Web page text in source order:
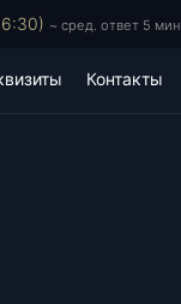
~ сред. ответ 5 мин.
Контакты